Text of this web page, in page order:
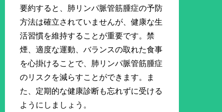
要約すると、肺リンパ脈管筋腫症の予防
方法は確立されていませんが、健康な生
活習慣を維持することが重要です。禁
煙、適度な運動、バランスの取れた食事
を心掛けることで、肺リンパ脈管筋腫症
のリスクを減らすことができます。ま
た、定期的な健康診断も忘れずに受ける
ようにしましょう。